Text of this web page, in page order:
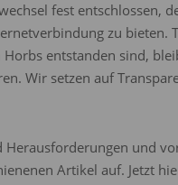
fest entschlossen,
zu
entstanden sind,
Wir setzen auf
und
Artikel auf. Jetzt